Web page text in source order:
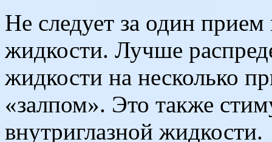
Не следует за один
жидкости. Лучше
жидкости на несколько
«залпом». Это также
внутриглазной жидкости.